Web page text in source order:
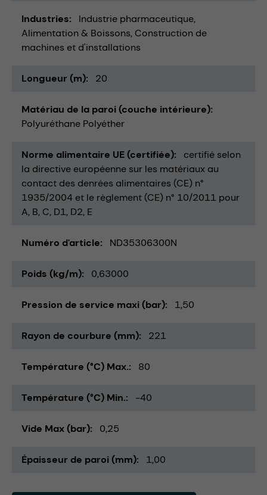
Industries
Industrie pharmaceutique
Alimentation & Boissons Construction de
machines et d'installations
Longueur (m) 20
Matériau de la paroi (couche intérieure)
Polyuréthane Polyéther
Norme alimentaire UE (certifiée)
certifié selon
la directive européenne sur les matériaux au
contact des denrées alimentaires (CE) n°
1935/2004 et le règlement (CE) n° 10/2011 pour
A, B, C, D1, D2, E
Numéro d'article ND35306300N
Poids (kg/m) 0,63000
Pression de service maxi (bar) 1,50
Rayon de courbure (mm) 221
Température (°C) Max. 80
Température (°C) Min. -40
Vide Max (bar) 0,25
Épaisseur de paroi (mm) 1,00